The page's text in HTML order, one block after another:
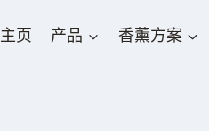
主页 产品 香薰方案